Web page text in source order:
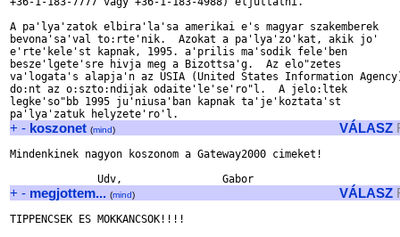
A pa'lya'zatok elbira'la'sa amerikai e's magyar szakemberek
bevona'sa'val to:rte'nik.  Azokat a pa'lya'zo'kat, akik jo'
e'rte'kele'st kapnak, 1995. a'prilis ma'sodik fele'ben
besze'lgete'sre hivja meg a Bizottsa'g.  Az elo"zetes
va'logata's alapja'n az USIA (United States Information
do:nt az o:szto:ndijak odaite'le'se'ro"l.  A jelo:ltek
legke'so"bb 1995 ju'niusa'ban kapnak ta'je'koztata'st
+ - koszonet (mind) VÁLASZ
Mindenkinek nagyon koszonom a Gateway2000 cimeket!
+ - megjottem... (mind) VÁLASZ
TIPPENCSEK ES MOKKANCSOK!!!!